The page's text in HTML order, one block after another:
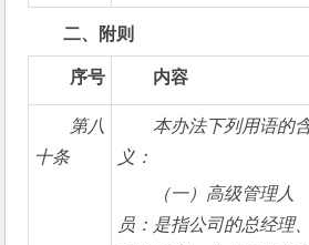
二、附则
序号 内容
第八
十条
本办法下列用语的
义：
（一）高级管理人
员：是指公司的总经理、